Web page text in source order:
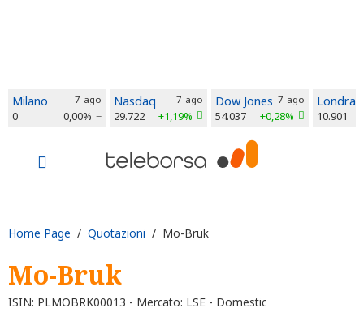
Milano 7-ago
0 0,00%
Nasdaq 7-ago
29.722 +1,19%
Dow Jones 7-ago
54.037 +0,28%
Londra
10.901
Home Page / Quotazioni / Mo-Bruk
Mo-Bruk
ISIN: PLMOBRK00013 - Mercato: LSE - Domestic